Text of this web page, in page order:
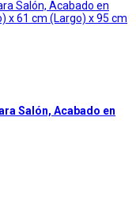
Salón, Acabado en